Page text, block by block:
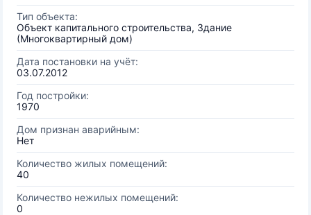
Тип объекта:
Объект капитального строительства, Здание
(Многоквартирный дом)
Дата постановки на учёт:
03.07.2012
Год постройки:
1970
Дом признан аварийным:
Нет
Количество жилых помещений:
40
Количество нежилых помещений:
0